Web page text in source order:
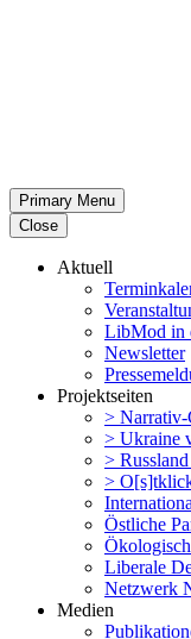
Primary Menu
Close
Aktuell
LibMod in
Newsletter
Projekt­seiten
> Narrativ-
> Ukraine
>
>
Östliche
Liberale
Netzwerk
Medien